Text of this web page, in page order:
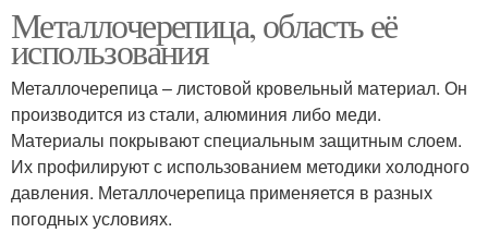
Металлочерепица, область её
использования
Металлочерепица – листовой кровельный материал. Он
производится из стали, алюминия либо меди.
Материалы покрывают специальным защитным слоем.
Их профилируют с использованием методики холодного
давления. Металлочерепица применяется в разных
погодных условиях.